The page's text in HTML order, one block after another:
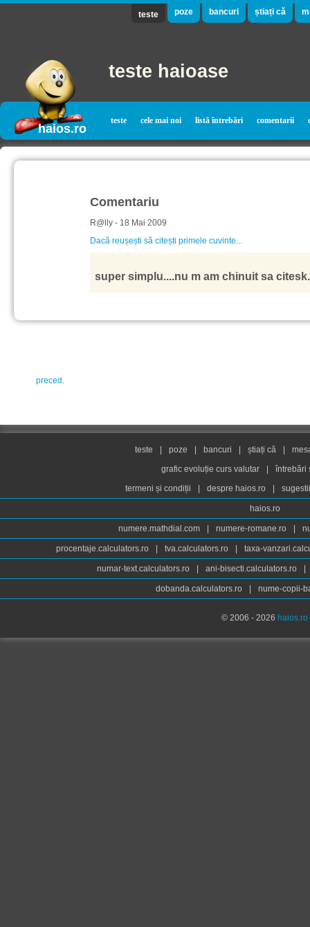
teste poze bancuri știați că
teste haioase
haios.ro
teste cele mai noi listă întrebări comentarii
Comentariu
R@lly - 18 Mai 2009
Dacă reușești să citești primele cuvinte...
super simplu....nu m am chinuit sa
preced.
teste poze bancuri știați că
grafic evoluție curs valutar
întrebări
termeni și condiții
despre haios.ro
haios.ro
numere.mathdial.com numere-romane.ro
procentaje.calculators.ro tva.calculators.ro taxa-
numar-text.calculators.ro ani-bisecti.calculators.ro
dobanda.calculators.ro nume-copii-
© 2006 - 2026 haios.ro